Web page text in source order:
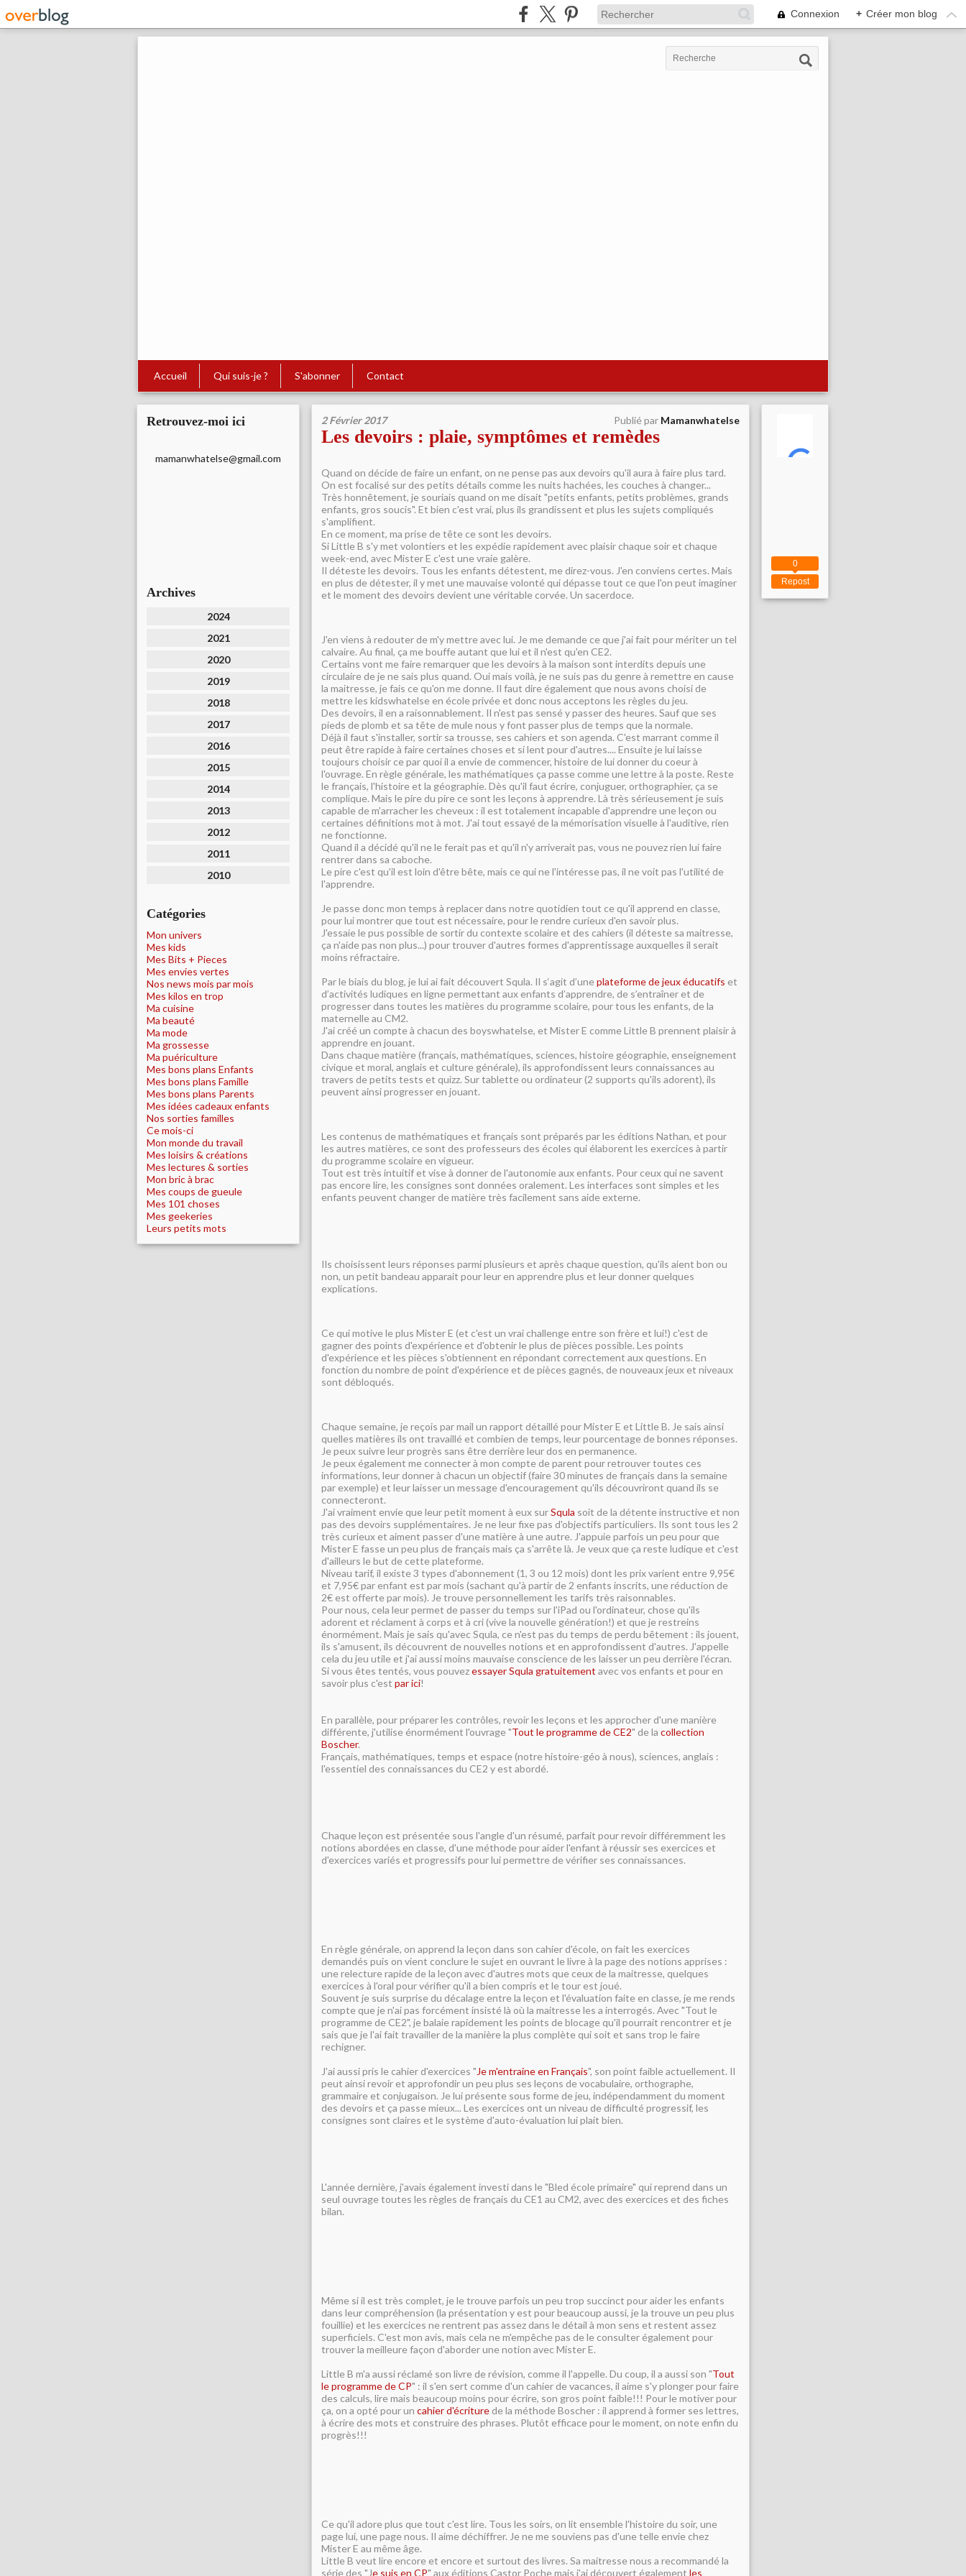
Connexion + Créer mon blog
Accueil Qui suis-je ? S'abonner Contact
Retrouvez-moi ici
mamanwhatelse@gmail.com
Archives
2024
2021
2020
2019
2018
2017
2016
2015
2014
2013
2012
2011
2010
Catégories
Mon univers
Mes kids
Mes Bits + Pieces
Mes envies vertes
Nos news mois par mois
Mes kilos en trop
Ma cuisine
Ma beauté
Ma mode
Ma grossesse
Ma puériculture
Mes bons plans Enfants
Mes bons plans Famille
Mes bons plans Parents
Mes idées cadeaux enfants
Nos sorties familles
Ce mois-ci
Mon monde du travail
Mes loisirs & créations
Mes lectures & sorties
Mon bric à brac
Mes coups de gueule
Mes 101 choses
Mes geekeries
Leurs petits mots
2 Février 2017 Publié par Mamanwhatelse
Les devoirs : plaie, symptômes et remèdes
Quand on décide de faire un enfant, on ne pense pas aux devoirs qu'il aura à faire plus tard.
On est focalisé sur des petits détails comme les nuits hachées, les couches à changer...
Très honnêtement, je souriais quand on me disait "petits enfants, petits problèmes, grands
enfants, gros soucis". Et bien c'est vrai, plus ils grandissent et plus les sujets compliqués
s'amplifient.
En ce moment, ma prise de tête ce sont les devoirs.
Si Little B s'y met volontiers et les expédie rapidement avec plaisir chaque soir et chaque
week-end, avec Mister E c'est une vraie galère.
Il déteste les devoirs. Tous les enfants détestent, me direz-vous. J'en conviens certes. Mais
en plus de détester, il y met une mauvaise volonté qui dépasse tout ce que l'on peut imaginer
et le moment des devoirs devient une véritable corvée. Un sacerdoce.
J'en viens à redouter de m'y mettre avec lui. Je me demande ce que j'ai fait pour mériter un tel
calvaire. Au final, ça me bouffe autant que lui et il n'est qu'en CE2.
Certains vont me faire remarquer que les devoirs à la maison sont interdits depuis une
circulaire de je ne sais plus quand. Oui mais voilà, je ne suis pas du genre à remettre en cause
la maitresse, je fais ce qu'on me donne. Il faut dire également que nous avons choisi de
mettre les kidswhatelse en école privée et donc nous acceptons les règles du jeu.
Des devoirs, il en a raisonnablement. Il n'est pas sensé y passer des heures. Sauf que ses
pieds de plomb et sa tête de mule nous y font passer plus de temps que la normale.
Déjà il faut s'installer, sortir sa trousse, ses cahiers et son agenda. C'est marrant comme il
peut être rapide à faire certaines choses et si lent pour d'autres.... Ensuite je lui laisse
toujours choisir ce par quoi il a envie de commencer, histoire de lui donner du coeur à
l'ouvrage. En règle générale, les mathématiques ça passe comme une lettre à la poste. Reste
le français, l'histoire et la géographie. Dès qu'il faut écrire, conjuguer, orthographier, ça se
complique. Mais le pire du pire ce sont les leçons à apprendre. Là très sérieusement je suis
capable de m'arracher les cheveux : il est totalement incapable d'apprendre une leçon ou
certaines définitions mot à mot. J'ai tout essayé de la mémorisation visuelle à l'auditive, rien
ne fonctionne.
Quand il a décidé qu'il ne le ferait pas et qu'il n'y arriverait pas, vous ne pouvez rien lui faire
rentrer dans sa caboche.
Le pire c'est qu'il est loin d'être bête, mais ce qui ne l'intéresse pas, il ne voit pas l'utilité de
l'apprendre.
Je passe donc mon temps à replacer dans notre quotidien tout ce qu'il apprend en classe,
pour lui montrer que tout est nécessaire, pour le rendre curieux d'en savoir plus.
J'essaie le pus possible de sortir du contexte scolaire et des cahiers (il déteste sa maitresse,
ça n'aide pas non plus...) pour trouver d'autres formes d'apprentissage auxquelles il serait
moins réfractaire.
Par le biais du blog, je lui ai fait découvert Squla. Il s‘agit d’uneplateforme de jeux éducatifs et
d’activités ludiques en ligne permettant aux enfants d’apprendre, de s’entraîner et de
progresser dans toutes les matières du programme scolaire, pour tous les enfants, de la
maternelle au CM2.
J'ai créé un compte à chacun des boyswhatelse, et Mister E comme Little B prennent plaisir à
apprendre en jouant.
Dans chaque matière (français, mathématiques, sciences, histoire géographie, enseignement
civique et moral, anglais et culture générale), ils approfondissent leurs connaissances au
travers de petits tests et quizz. Sur tablette ou ordinateur (2 supports qu'ils adorent), ils
peuvent ainsi progresser en jouant.
Les contenus de mathématiques et français sont préparés par les éditions Nathan, et pour
les autres matières, ce sont des professeurs des écoles qui élaborent les exercices à partir
du programme scolaire en vigueur.
Tout est très intuitif et vise à donner de l'autonomie aux enfants. Pour ceux qui ne savent
pas encore lire, les consignes sont données oralement. Les interfaces sont simples et les
enfants peuvent changer de matière très facilement sans aide externe.
Ils choisissent leurs réponses parmi plusieurs et après chaque question, qu'ils aient bon ou
non, un petit bandeau apparait pour leur en apprendre plus et leur donner quelques
explications.
Ce qui motive le plus Mister E (et c'est un vrai challenge entre son frère et lui!) c'est de
gagner des points d'expérience et d'obtenir le plus de pièces possible. Les points
d'expérience et les pièces s'obtiennent en répondant correctement aux questions. En
fonction du nombre de point d'expérience et de pièces gagnés, de nouveaux jeux et niveaux
sont débloqués.
Chaque semaine, je reçois par mail un rapport détaillé pour Mister E et Little B. Je sais ainsi
quelles matières ils ont travaillé et combien de temps, leur pourcentage de bonnes réponses.
Je peux suivre leur progrès sans être derrière leur dos en permanence.
Je peux également me connecter à mon compte de parent pour retrouver toutes ces
informations, leur donner à chacun un objectif (faire 30 minutes de français dans la semaine
par exemple) et leur laisser un message d'encouragement qu'ils découvriront quand ils se
connecteront.
J'ai vraiment envie que leur petit moment à eux surSqula soit de la détente instructive et non
pas des devoirs supplémentaires. Je ne leur fixe pas d'objectifs particuliers. Ils sont tous les 2
très curieux et aiment passer d'une matière à une autre. J'appuie parfois un peu pour que
Mister E fasse un peu plus de français mais ça s'arrête là. Je veux que ça reste ludique et c'est
d'ailleurs le but de cette plateforme.
Niveau tarif, il existe 3 types d'abonnement (1, 3 ou 12 mois) dont les prix varient entre 9,95€
et 7,95€ par enfant est par mois (sachant qu'à partir de 2 enfants inscrits, une réduction de
2€ est offerte par mois). Je trouve personnellement les tarifs très raisonnables.
Pour nous, cela leur permet de passer du temps sur l'iPad ou l'ordinateur, chose qu'ils
adorent et réclament à corps et à cri (vive la nouvelle génération!) et que je restreins
énormément. Mais je sais qu'avec Squla, ce n'est pas du temps de perdu bêtement : ils jouent,
ils s'amusent, ils découvrent de nouvelles notions et en approfondissent d'autres. J'appelle
cela du jeu utile et j'ai aussi moins mauvaise conscience de les laisser un peu derrière l'écran.
Si vous êtes tentés, vous pouvezessayer Squla gratuitement avec vos enfants et pour en
savoir plus c'est par ici!
En parallèle, pour préparer les contrôles, revoir les leçons et les approcher d'une manière
différente, j'utilise énormément l'ouvrage "Tout le programme de CE2" de la collection
Boscher.
Français, mathématiques, temps et espace (notre histoire-géo à nous), sciences, anglais :
l'essentiel des connaissances du CE2 y est abordé.
Chaque leçon est présentée sous l'angle d'un résumé, parfait pour revoir différemment les
notions abordées en classe, d'une méthode pour aider l'enfant à réussir ses exercices et
d'exercices variés et progressifs pour lui permettre de vérifier ses connaissances.
En règle générale, on apprend la leçon dans son cahier d'école, on fait les exercices
demandés puis on vient conclure le sujet en ouvrant le livre à la page des notions apprises :
une relecture rapide de la leçon avec d'autres mots que ceux de la maitresse, quelques
exercices à l'oral pour vérifier qu'il a bien compris et le tour est joué.
Souvent je suis surprise du décalage entre la leçon et l'évaluation faite en classe, je me rends
compte que je n'ai pas forcément insisté là où la maitresse les a interrogés. Avec "Tout le
programme de CE2", je balaie rapidement les points de blocage qu'il pourrait rencontrer et je
sais que je l'ai fait travailler de la manière la plus complète qui soit et sans trop le faire
rechigner.
J'ai aussi pris le cahier d'exercices "Je m'entraine en Français", son point faible actuellement. Il
peut ainsi revoir et approfondir un peu plus ses leçons de vocabulaire, orthographe,
grammaire et conjugaison. Je lui présente sous forme de jeu, indépendamment du moment
des devoirs et ça passe mieux... Les exercices ont un niveau de difficulté progressif, les
consignes sont claires et le système d'auto-évaluation lui plait bien.
L'année dernière, j'avais également investi dans le "Bled école primaire" qui reprend dans un
seul ouvrage toutes les règles de français du CE1 au CM2, avec des exercices et des fiches
bilan.
Même si il est très complet, je le trouve parfois un peu trop succinct pour aider les enfants
dans leur compréhension (la présentation y est pour beaucoup aussi, je la trouve un peu plus
fouillie) et les exercices ne rentrent pas assez dans le détail à mon sens et restent assez
superficiels. C'est mon avis, mais cela ne m'empêche pas de le consulter également pour
trouver la meilleure façon d'aborder une notion avec Mister E.
Little B m'a aussi réclamé son livre de révision, comme il l'appelle. Du coup, il a aussi son "Tout
le programme de CP" : il s'en sert comme d'un cahier de vacances, il aime s'y plonger pour faire
des calculs, lire mais beaucoup moins pour écrire, son gros point faible!!! Pour le motiver pour
ça, on a opté pour un cahier d'écriture de la méthode Boscher : il apprend à former ses lettres,
à écrire des mots et construire des phrases. Plutôt efficace pour le moment, on note enfin du
progrès!!!
Ce qu'il adore plus que tout c'est lire. Tous les soirs, on lit ensemble l'histoire du soir, une
page lui, une page nous. Il aime déchiffrer. Je ne me souviens pas d'une telle envie chez
Mister E au même âge.
Little B veut lire encore et encore et surtout des livres. Sa maitresse nous a recommandé la
série des "Je suis en CP" aux éditions Castor Poche mais j'ai découvert également les
Repost
0